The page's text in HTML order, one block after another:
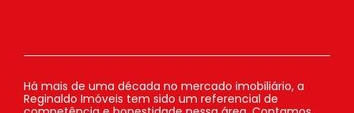
Há mais de uma década no mercado imobiliário, a
Reginaldo Imóveis tem sido um referencial de